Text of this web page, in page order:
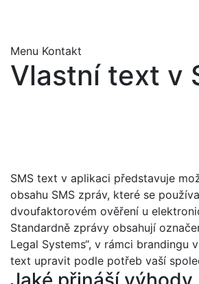
Menu Kontakt
Vlastní text v
SMS text v aplikaci představuje
obsahu SMS zpráv, které se
dvoufaktorovém ověření u
Standardně zprávy obsahují
Legal Systems“, v rámci brandingu
text upravit podle potřeb vaší